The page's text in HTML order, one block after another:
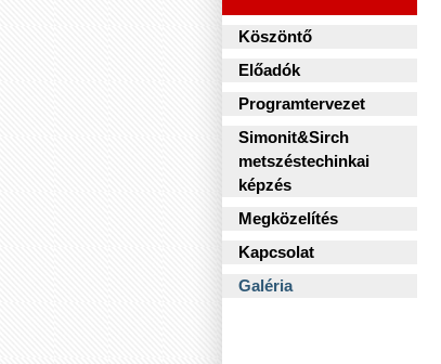
Köszöntő
Előadók
Programtervezet
Simonit&Sirch
metszéstechinkai
képzés
Megközelítés
Kapcsolat
Galéria